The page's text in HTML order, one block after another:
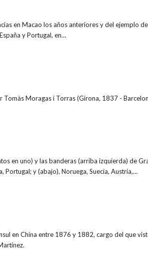
en Macao los años anteriores y del ejemplo
y Portugal, en…
Moragas i Torras (Girona, 1837 -
en uno) y las banderas (arriba izquierda) de
Portugal; y (abajo), Noruega, Suecia, Austria,…
en China entre 1876 y 1882, cargo del que